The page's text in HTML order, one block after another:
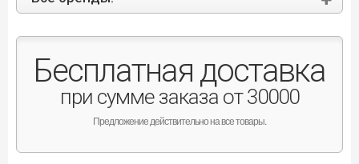
Бесплатная доставка
при сумме заказа от 30000
Предложение действительно на все товары.